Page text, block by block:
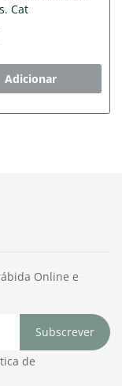
Cat
Adicionar
Online e
Subscrever
de